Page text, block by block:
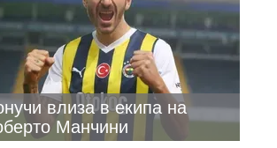
влиза в екипа на
Манчини